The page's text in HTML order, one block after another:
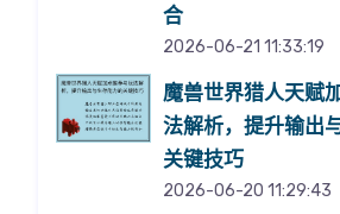
合
2026-06-21 11:33:19
魔兽世界猎人天赋
法解析，提升输出
关键技巧
2026-06-20 11:29:43